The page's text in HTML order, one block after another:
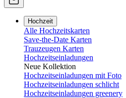
Hochzeit
Alle Hochzeitskarten
Save-the-Date Karten
Trauzeugen Karten
Hochzeitseinladungen
Neue Kollektion
Hochzeitseinladungen mit Foto
Hochzeitseinladungen schlicht
Hochzeitseinladungen greenery